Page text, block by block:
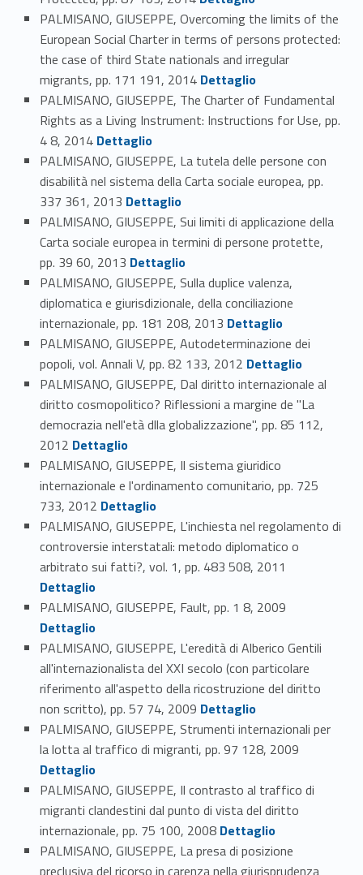
PALMISANO, GIUSEPPE, Overcoming the limits of the
European Social Charter in terms of persons protected:
the case of third State nationals and irregular
migrants, pp. 171 191, 2014 Link identifier #identifier_person_183510-67
Dettaglio
PALMISANO, GIUSEPPE, The Charter of Fundamental
Rights as a Living Instrument: Instructions for Use, pp.
4 8, 2014 Link identifier #identifier_person_5355-68
Dettaglio
PALMISANO, GIUSEPPE, La tutela delle persone con
disabilità nel sistema della Carta sociale europea, pp.
337 361, 2013 Link identifier #identifier_person_66396-69
Dettaglio
PALMISANO, GIUSEPPE, Sui limiti di applicazione della
Carta sociale europea in termini di persone protette,
pp. 39 60, 2013 Link identifier #identifier_person_36807-70
Dettaglio
PALMISANO, GIUSEPPE, Sulla duplice valenza,
diplomatica e giurisdizionale, della conciliazione
internazionale, pp. 181 208, 2013 Link identifier #identifier_person_53320-71
Dettaglio
PALMISANO, GIUSEPPE, Autodeterminazione dei
popoli, vol. Annali V, pp. 82 133, 2012 Link identifier #identifier_person_9792-72
Dettaglio
PALMISANO, GIUSEPPE, Dal diritto internazionale al
diritto cosmopolitico? Riflessioni a margine de "La
democrazia nell'età dlla globalizzazione", pp. 85 112,
2012 Link identifier #identifier_person_126424-73
Dettaglio
PALMISANO, GIUSEPPE, Il sistema giuridico
internazionale e l'ordinamento comunitario, pp. 725
733, 2012 Link identifier #identifier_person_74769-74
Dettaglio
PALMISANO, GIUSEPPE, L'inchiesta nel regolamento di
controversie interstatali: metodo diplomatico o
arbitrato sui fatti?, vol. 1, pp. 483 508, 2011
Dettaglio
PALMISANO, GIUSEPPE, Fault, pp. 1 8, 2009
Dettaglio
PALMISANO, GIUSEPPE, L'eredità di Alberico Gentili
all'internazionalista del XXI secolo (con particolare
riferimento all'aspetto della ricostruzione del diritto
non scritto), pp. 57 74, 2009 Link identifier #identifier_person_165390-77
Dettaglio
PALMISANO, GIUSEPPE, Strumenti internazionali per
la lotta al traffico di migranti, pp. 97 128, 2009
Dettaglio
PALMISANO, GIUSEPPE, Il contrasto al traffico di
migranti clandestini dal punto di vista del diritto
internazionale, pp. 75 100, 2008 Link identifier #identifier_person_110712-79
Dettaglio
PALMISANO, GIUSEPPE, La presa di posizione